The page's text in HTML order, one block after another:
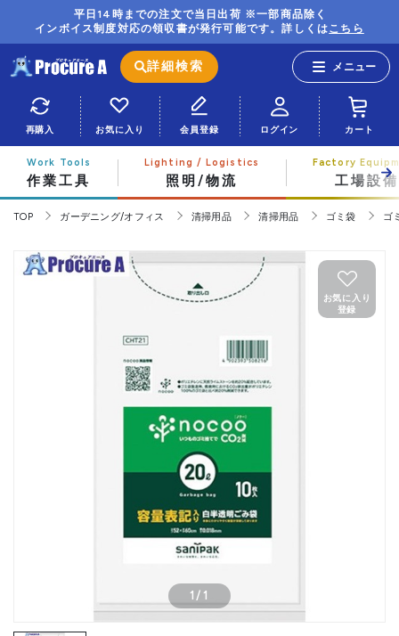
平日14時までの注文で当日出荷 ※一部商品除く
インボイス制度対応の領収書が発行可能です。詳しくはこちら
詳細検索
再購入 お気に入り 会員登録 ログイン カート
作業工具 照明/物流 工場設備
TOP ガーデニング/オフィス 清掃用品 清掃用品 ゴミ袋 ゴ
1/ 1
お気に入り
登録